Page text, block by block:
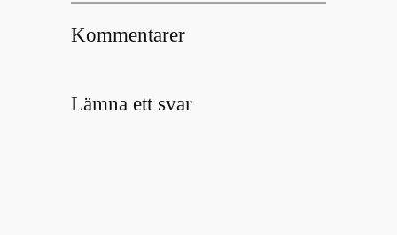
Kommentarer
Lämna ett svar